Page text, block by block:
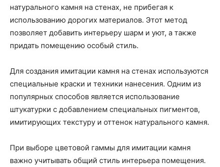
натурального камня на стенах, не прибегая к
использованию дорогих материалов. Этот метод
позволяет добавить интерьеру шарм и уют, а также
придать помещению особый стиль.
Для создания имитации камня на стенах используются
специальные краски и техники нанесения. Одним из
популярных способов является использование
штукатурки с добавлением специальных пигментов,
имитирующих текстуру и оттенок натурального камня.
При выборе цветовой гаммы для имитации камня
важно учитывать общий стиль интерьера помещения.